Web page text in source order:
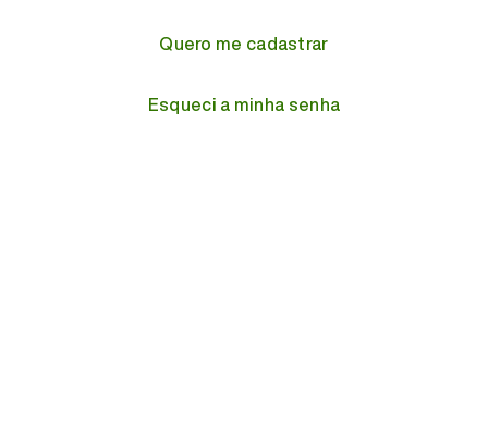
Quero me cadastrar
Esqueci a minha senha